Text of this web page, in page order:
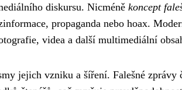
diskursu. Nicméně koncept
propaganda nebo hoax.
videa a další multimediální
jejich vzniku a šíření. Falešné zprávy